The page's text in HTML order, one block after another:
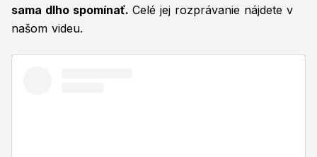
sama dlho spomínať. Celé jej rozprávanie nájdete v
našom videu.